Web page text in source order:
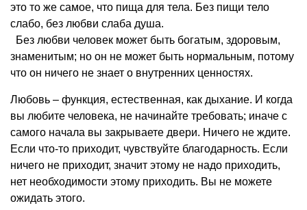
это то же самое, что пища для тела. Без пищи тело
слабо, без любви слаба душа.
Без любви человек может быть богатым, здоровым,
знаменитым; но он не может быть нормальным, потому
что он ничего не знает о внутренних ценностях.
Любовь – функция, естественная, как дыхание. И когда
вы любите человека, не начинайте требовать; иначе с
самого начала вы закрываете двери. Ничего не ждите.
Если что-то приходит, чувствуйте благодарность. Если
ничего не приходит, значит этому не надо приходить,
нет необходимости этому приходить. Вы не можете
ожидать этого.